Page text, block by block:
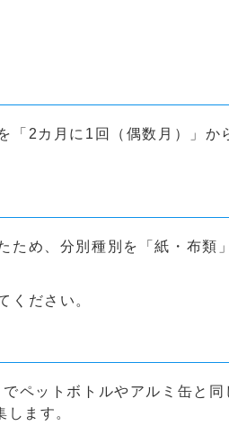
「2カ月に1回（偶数月）」か
ため、分別種別を「紙・布類
ください。
ペットボトルやアルミ缶と同
ます。